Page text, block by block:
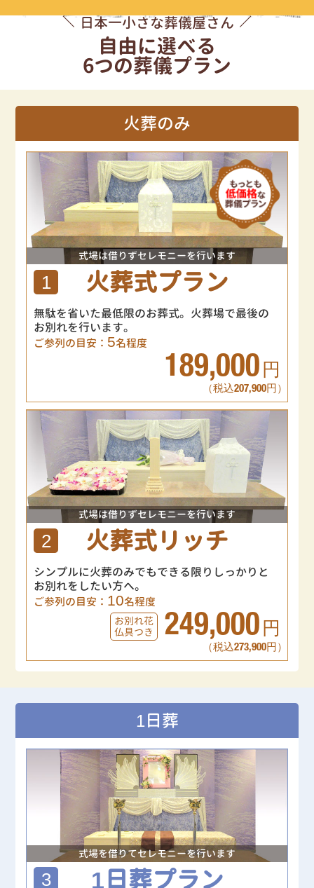
日本一小さな葬儀屋さん
自由に選べる
6つの葬儀プラン
火葬のみ
式場は借りずセレモニーを行います
1 火葬式プラン
無駄を省いた最低限のお葬式。火葬場で最後の
お別れを行います。
ご参列の目安： 5名程度
189,000 円
（税込207,900円）
式場は借りずセレモニーを行います
2 火葬式リッチ
シンプルに火葬のみでもできる限りしっかりと
お別れをしたい方へ。
ご参列の目安： 10名程度
お別れ花
仏具つき
249,000 円
（税込273,900円）
1日葬
式場を借りてセレモニーを行います
3 1日葬プラン